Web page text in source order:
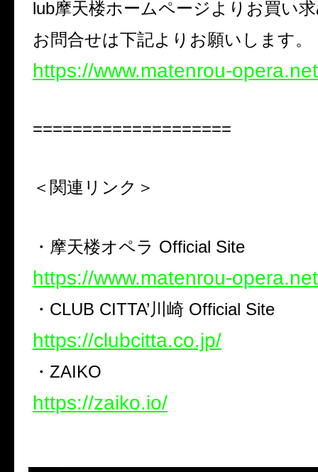
lub摩天楼ホームページよりお買い
お問合せは下記よりお願いします。
https://www.matenrou-
====================
＜関連リンク＞
・摩天楼オペラ Official Site
https://www.matenrou-
・ CLUB CITTA’川崎 Official Site
https://clubcitta.co.jp/
・ ZAIKO
https://zaiko.io/